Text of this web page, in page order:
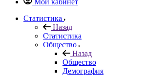
Мой кабинет
Статистика
Назад
Статистика
Общество
Назад
Общество
Демография